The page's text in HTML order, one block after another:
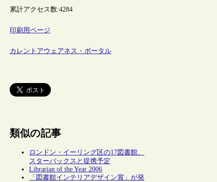
累計アクセス数:4284
印刷用ページ
カレントアウェアネス・ポータル
類似の記事
ロンドン・イーリング区の17図書館、
スターバックスと提携予定
Librarian of the Year 2006
「図書館インテリアデザイン賞」が発